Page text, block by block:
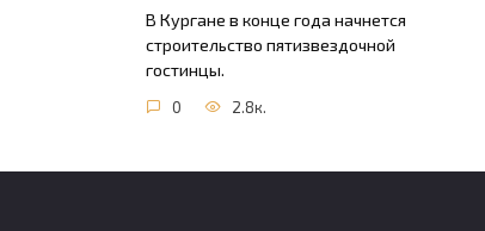
В Кургане в конце года начнется
строительство пятизвездочной
гостинцы.
0 2.8к.